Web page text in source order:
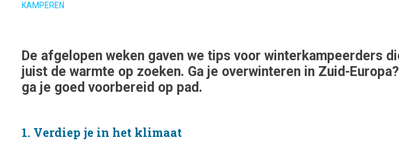
KAMPEREN
De afgelopen weken gaven we tips voor winterkampeerders
juist de warmte op zoeken. Ga je overwinteren in Zuid-
ga je goed voorbereid op pad.
1. Verdiep je in het klimaat